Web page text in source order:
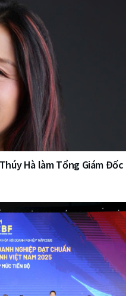
Hà làm Tổng Giám Đốc